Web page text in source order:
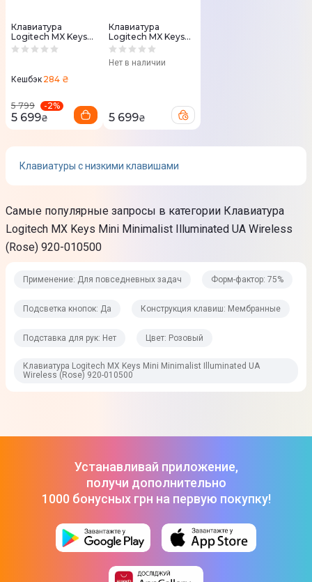
Время автономной работы
До 10 дней при полной зарядке или до 5 месяцев при
выключенной подсветке
Физические характеристики
506,4 г
Габариты (ВхШхГ)
Инструкция
Кабель USB-A на USB-C
характеристики и комплектация могут изменяться
Клавиатура
Logitech MX Keys
Mini Minimalist
920-010499
Кешбэк 284 ₴
5 799 -2%
5 699₴
Клавиатура
Logitech MX Keys
Mini Minimalist
Wireless (Graphite)
Нет в наличии
5 699₴
Клавиатуры с низкими клавишами
Самые популярные запросы в категории Клавиатура
Logitech MX Keys Mini Minimalist Illuminated UA Wireless
(Rose) 920-010500
Применение: Для повседневных задач Форм-фактор: 75%
Подсветка кнопок: Да Конструкция клавиш: Мембранные
Подставка для рук: Нет Цвет: Розовый
Клавиатура Logitech MX Keys Mini Minimalist Illuminated UA
Wireless (Rose) 920-010500
Устанавливай приложение,
получи дополнительно
1000 бонусных грн на первую покупку!